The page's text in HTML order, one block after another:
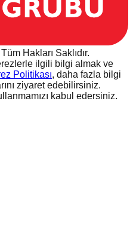
Hakları Saklıdır.
ilgili bilgi almak ve
Politikası, daha fazla bilgi
ziyaret edebilirsiniz.
kabul edersiniz.